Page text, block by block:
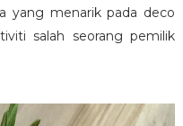
yang menarik pada deco
salah seorang pemilik